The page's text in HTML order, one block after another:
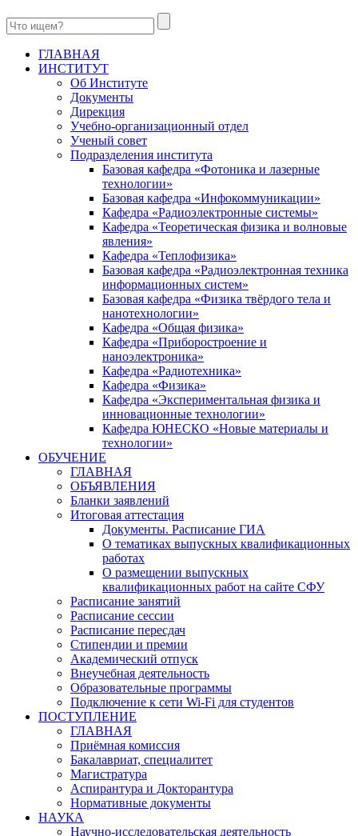
ГЛАВНАЯ
ИНСТИТУТ
Об Институте
Документы
Дирекция
Учебно-организационный отдел
Ученый совет
Подразделения института
Базовая кафедра «Фотоника и лазерные
технологии»
Базовая кафедра «Инфокоммуникации»
Кафедра «Радиоэлектронные системы»
Кафедра «Теоретическая физика и волновые
явления»
Кафедра «Теплофизика»
Базовая кафедра «Радиоэлектронная техника
информационных систем»
Базовая кафедра «Физика твёрдого тела и
нанотехнологии»
Кафедра «Общая физика»
Кафедра «Приборостроение и
наноэлектроника»
Кафедра «Радиотехника»
Кафедра «Физика»
Кафедра «Экспериментальная физика и
инновационные технологии»
Кафедра ЮНЕСКО «Новые материалы и
технологии»
ОБУЧЕНИЕ
ГЛАВНАЯ
ОБЪЯВЛЕНИЯ
Бланки заявлений
Итоговая аттестация
Документы. Расписание ГИА
О тематиках выпускных квалификационных
работах
О размещении выпускных
квалификационных работ на сайте СФУ
Расписание занятий
Расписание сессии
Расписание пересдач
Стипендии и премии
Академический отпуск
Внеучебная деятельность
Образовательные программы
Подключение к сети Wi-Fi для студентов
ПОСТУПЛЕНИЕ
ГЛАВНАЯ
Приёмная комиссия
Бакалавриат, специалитет
Магистратура
Аспирантура и Докторантура
Нормативные документы
НАУКА
Научно-исследовательская деятельность